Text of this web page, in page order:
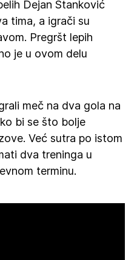
Dejan Stanković
tima, a igrači su
Pregršt lepih
je u ovom delu
meč na dva gola na
bi se što bolje
Već sutra po istom
dva treninga u
terminu.